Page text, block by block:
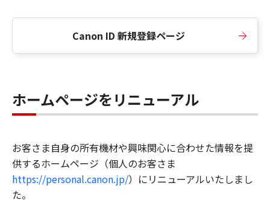
Canon ID 新規登録ページ
ホームページをリニューアル
お客さま自身の所有機材や興味関心に合わせた情報を提
供するホームページ（個人のお客さま
https://personal.canon.jp/）にリニューアルいたしまし
た。